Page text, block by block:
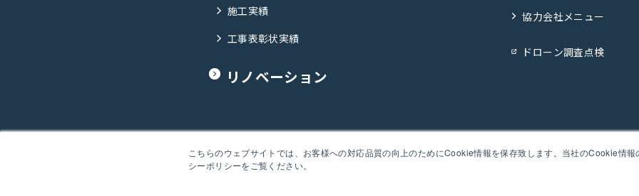
こちらのウェブサイトでは、お客様への対応品質の向上のためにCookie情報を保存致します。当社のCookie情
シーポリシーをご覧ください。
施工実績
工事表彰状実績
リノベーション
協力会社メニュー
ドローン調査点検
プライバシーポリシー安全・品質・環境への取り組み企業行動規範